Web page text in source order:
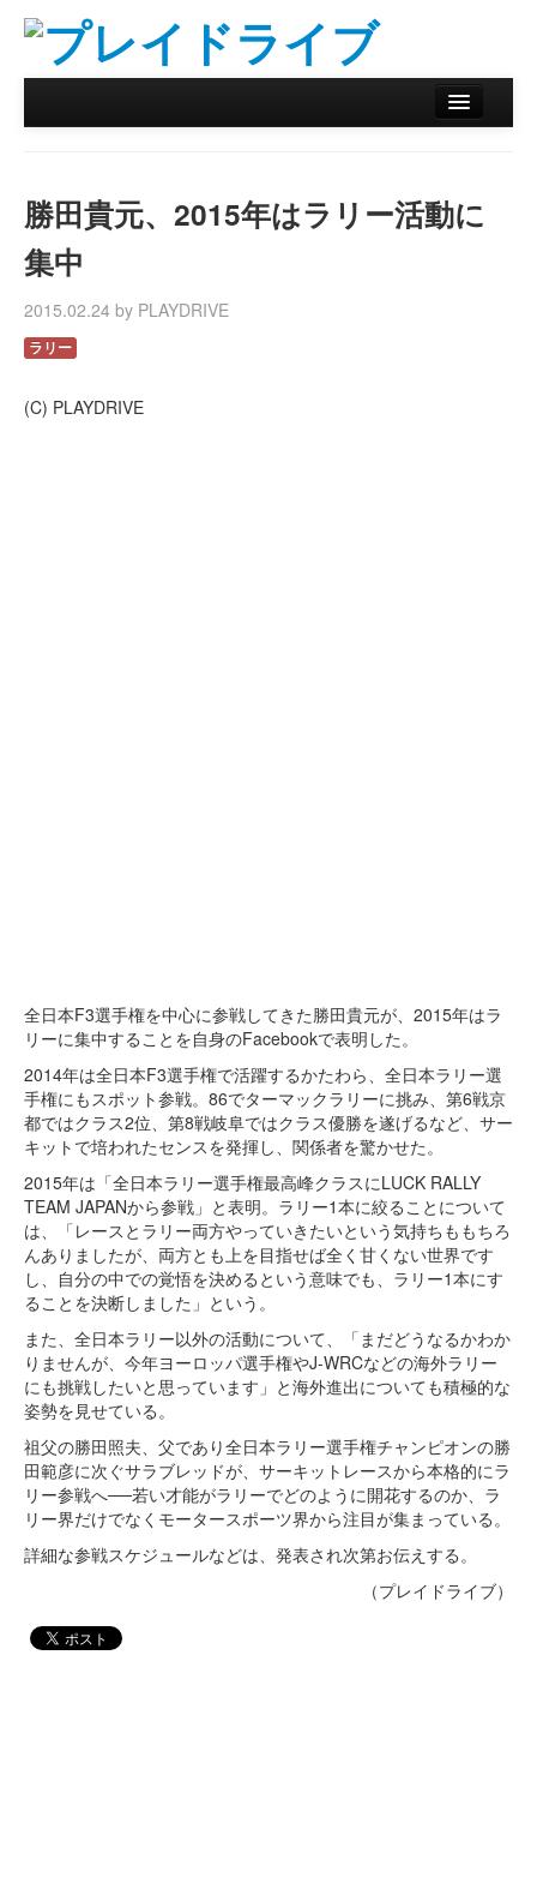
リザルトデータベース
バックナンバー
オンラインストア
勝田貴元、2015年はラリー活動に
集中
2015.02.24 by PLAYDRIVE
ラリー
(C) PLAYDRIVE
全日本F3選手権を中心に参戦してきた勝田貴元が、2015年はラ
リーに集中することを自身のFacebookで表明した。
2014年は全日本F3選手権で活躍するかたわら、全日本ラリー選
手権にもスポット参戦。86でターマックラリーに挑み、第6戦京
都ではクラス2位、第8戦岐阜ではクラス優勝を遂げるなど、サー
キットで培われたセンスを発揮し、関係者を驚かせた。
2015年は「全日本ラリー選手権最高峰クラスにLUCK RALLY
TEAM JAPANから参戦」と表明。ラリー1本に絞ることについて
は、「レースとラリー両方やっていきたいという気持ちももちろ
んありましたが、両方とも上を目指せば全く甘くない世界です
し、自分の中での覚悟を決めるという意味でも、ラリー1本にす
ることを決断しました」という。
また、全日本ラリー以外の活動について、「まだどうなるかわか
りませんが、今年ヨーロッパ選手権やJ-WRCなどの海外ラリー
にも挑戦したいと思っています」と海外進出についても積極的な
姿勢を見せている。
祖父の勝田照夫、父であり全日本ラリー選手権チャンピオンの勝
田範彦に次ぐサラブレッドが、サーキットレースから本格的にラ
リー参戦へ──若い才能がラリーでどのように開花するのか、ラ
リー界だけでなくモータースポーツ界から注目が集まっている。
詳細な参戦スケジュールなどは、発表され次第お伝えする。
（プレイドライブ）